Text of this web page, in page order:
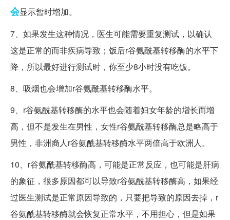
会显示暂时增加。
7、如果发生这种情况，医生可能需要重复测试，以确认
这是正常的而非疾病导致；饭后r谷氨酰基转移酶的水平下
降，所以最好进行测试时，你至少8小时没有吃饭。
8、吸烟也会增加r谷氨酰基转移酶水平。
9、r谷氨酰基转移酶的水平也会随着妇女年龄的增长而增
高，但不是发生在男性，女性r谷氨酰基转移酶总是略高于
男性，非洲裔人r谷氨酰基转移酶水平两倍高于欧洲人。
10、r谷氨酰基转移酶高，可能是正常反应，也可能是肝病
的象征，很多原因都可以导致r谷氨酰基转移酶高，如果经
过医生测试是正常原因导致的，只要把导致的原因去掉，r
谷氨酰基转移酶就会恢复正常水平，不用担心，但是如果